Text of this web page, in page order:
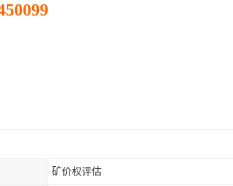
矿价权评估